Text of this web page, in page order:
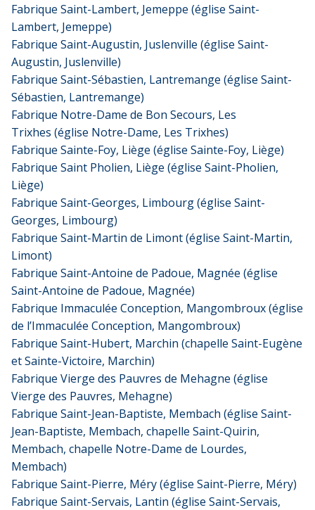
Fabrique Saint-Lambert, Jemeppe (église Saint-
Lambert, Jemeppe)
Fabrique Saint-Augustin, Juslenville (église Saint-
Augustin, Juslenville)
Fabrique Saint-Sébastien, Lantremange (église Saint-
Sébastien, Lantremange)
Fabrique Notre-Dame de Bon Secours, Les
Trixhes (église Notre-Dame, Les Trixhes)
Fabrique Sainte-Foy, Liège (église Sainte-Foy, Liège)
Fabrique Saint Pholien, Liège (église Saint-Pholien,
Liège)
Fabrique Saint-Georges, Limbourg (église Saint-
Georges, Limbourg)
Fabrique Saint-Martin de Limont (église Saint-Martin,
Limont)
Fabrique Saint-Antoine de Padoue, Magnée (église
Saint-Antoine de Padoue, Magnée)
Fabrique Immaculée Conception, Mangombroux (église
de l’Immaculée Conception, Mangombroux)
Fabrique Saint-Hubert, Marchin (chapelle Saint-Eugène
et Sainte-Victoire, Marchin)
Fabrique Vierge des Pauvres de Mehagne (église
Vierge des Pauvres, Mehagne)
Fabrique Saint-Jean-Baptiste, Membach (église Saint-
Jean-Baptiste, Membach, chapelle Saint-Quirin,
Membach, chapelle Notre-Dame de Lourdes,
Membach)
Fabrique Saint-Pierre, Méry (église Saint-Pierre, Méry)
Fabrique Saint-Servais, Lantin (église Saint-Servais,